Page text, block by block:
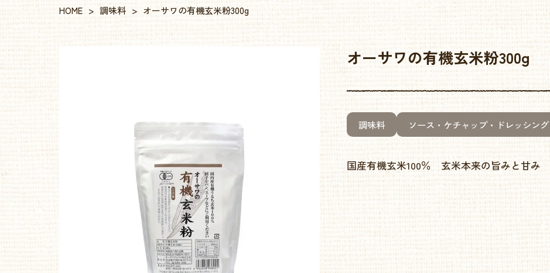
HOME > 調味料 > オーサワの有機玄米粉300g
オーサワの有機玄米粉300g
調味料 ソース・ケチャップ・ドレッシング
国産有機玄米100％ 玄米本来の旨みと甘み